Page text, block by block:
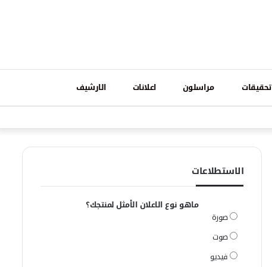
تحقيقات مراسلون اعلانات الارشيف
الاستطلاعات
ماهو نوع الاعلان الأمثل لمنتجك؟
صورة
صوت
فيديو